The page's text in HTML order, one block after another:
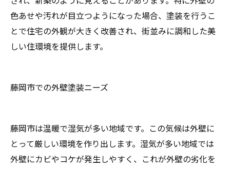
色あせや汚れが目立つようになった場合、塗装を行うこ
とで住宅の外観が大きく改善され、街並みに調和した美
しい住環境を提供します。
藤岡市での外壁塗装ニーズ
藤岡市は温暖で湿気が多い地域です。この気候は外壁に
とって厳しい環境を作り出します。湿気が多い地域では
外壁にカビやコケが発生しやすく、これが外壁の劣化を